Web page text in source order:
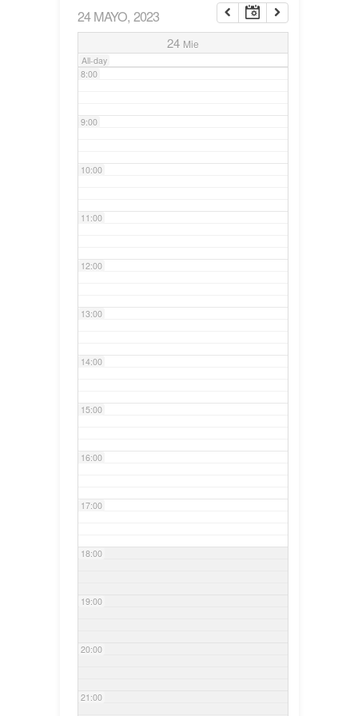
24 MAYO, 2023
24 Mie
All-day
7:00
8:00
9:00
10:00
11:00
12:00
13:00
14:00
15:00
16:00
17:00
18:00
19:00
20:00
21:00